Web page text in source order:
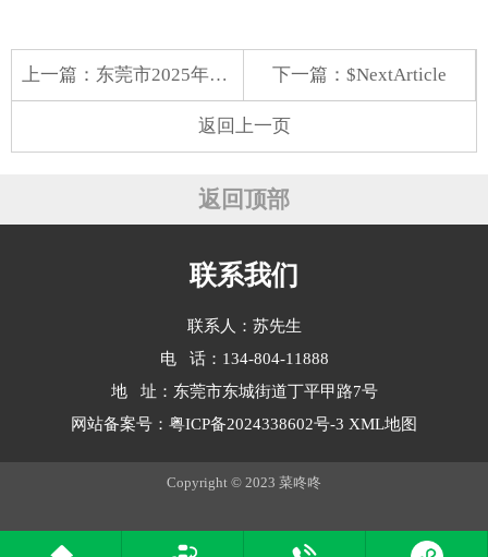
上一篇： 东莞市2025年第26周市场价格监测简况 下一篇：$NextArticle
返回上一页
返回顶部
联系我们
联系人：苏先生
电 话：134-804-11888
地 址：东莞市东城街道丁平甲路7号
网站备案号： 粤ICP备2024338602号-3 XML地图
Copyright © 2023 菜咚咚